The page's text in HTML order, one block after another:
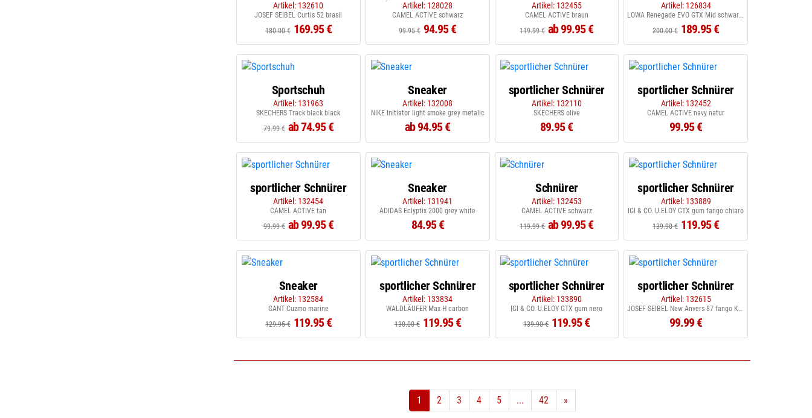
Artikel: 132610
JOSEF SEIBEL Curtis 52 brasil
180.00 € 169.95 €
Artikel: 128028
CAMEL ACTIVE schwarz
99.95 € 94.95 €
Artikel: 132455
CAMEL ACTIVE braun
119.99 € ab 99.95 €
Artikel: 126834
LOWA Renegade EVO GTX Mid schwarz graphit
200.00 € 189.95 €
Sportschuh
Artikel: 131963
SKECHERS Track black black
79.99 € ab 74.95 €
Sneaker
Artikel: 132008
NIKE Initiator light smoke grey metalic
ab 94.95 €
sportlicher Schnürer
Artikel: 132110
SKECHERS olive
89.95 €
sportlicher Schnürer
Artikel: 132452
CAMEL ACTIVE navy natur
99.95 €
sportlicher Schnürer
Artikel: 132454
CAMEL ACTIVE tan
99.99 € ab 99.95 €
Sneaker
Artikel: 131941
ADIDAS Eclyptix 2000 grey white
84.95 €
Schnürer
Artikel: 132453
CAMEL ACTIVE schwarz
119.99 € ab 99.95 €
sportlicher Schnürer
Artikel: 133889
IGI & CO. U.ELOY GTX gum fango chiaro
139.90 € 119.95 €
Sneaker
Artikel: 132584
GANT Cuzmo marine
129.95 € 119.95 €
sportlicher Schnürer
Artikel: 133834
WALDLÄUFER Max H carbon
130.00 € 119.95 €
sportlicher Schnürer
Artikel: 133890
IGI & CO. U.ELOY GTX gum nero
139.90 € 119.95 €
sportlicher Schnürer
Artikel: 132615
JOSEF SEIBEL New Anvers 87 fango Kombi
99.99 €
1 2 3 4 5 ... 42 »